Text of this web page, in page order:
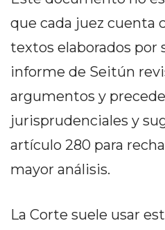
NORTE
HOY
HORA
PERGAMINO
NOTICIAS
ROJAS
ARRECIFES
que cada juez cuenta
textos elaborados por
informe de Seitún
argumentos y
jurisprudenciales y
artículo 280 para
mayor análisis.
La Corte suele usar